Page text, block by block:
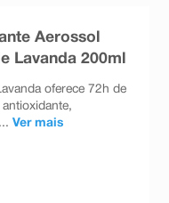
Aerossol
Lavanda 200ml
oferece 72h de
Ver mais